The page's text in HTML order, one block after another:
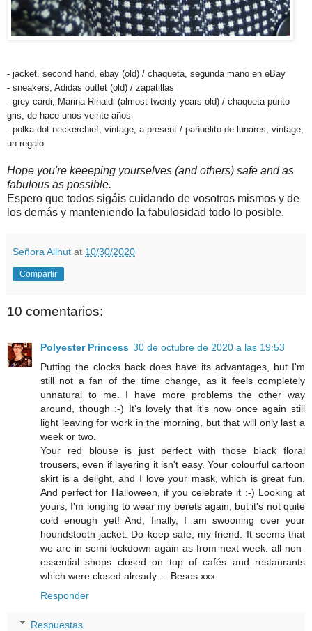
- jacket, second hand, ebay (old) / chaqueta, segunda mano en eBay
- sneakers, Adidas outlet (old) / zapatillas
- grey cardi, Marina Rinaldi (almost twenty years old) / chaqueta punto
gris, de hace unos veinte años
- polka dot neckerchief, vintage, a present / pañuelito de lunares, vintage,
un regalo
Hope you're keeeping yourselves (and others) safe and as
fabulous as possible.
Espero que todos sigáis cuidando de vosotros mismos y de
los demás y manteniendo la fabulosidad todo lo posible.
Señora Allnut at 10/30/2020
Compartir
10 comentarios:
Polyester Princess 30 de octubre de 2020 a las 19:53
Putting the clocks back does have its advantages, but I'm
still not a fan of the time change, as it feels completely
unnatural to me. I have more problems the other way
around, though :-) It's lovely that it's now once again still
light leaving for work in the morning, but that will only last a
week or two.
Your red blouse is just perfect with those black floral
trousers, even if layering it isn't easy. Your colourful cartoon
skirt is a delight, and I love your mask, which is great fun.
And perfect for Halloween, if you celebrate it :-) Looking at
yours, I'm longing to wear my berets again, but it's not quite
cold enough yet! And, finally, I am swooning over your
houndstooth jacket. Do keep safe, my friend. It seems that
we are in semi-lockdown again as from next week: all non-
essential shops closed on top of cafés and restaurants
which were closed already ... Besos xxx
Responder
Respuestas